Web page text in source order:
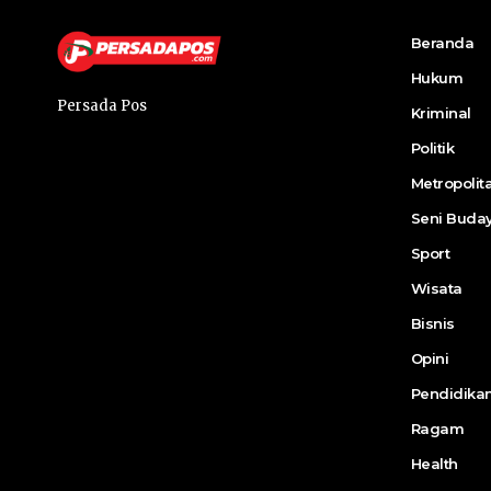
Persada Pos
Beranda
Hukum
Kriminal
Politik
Seni
Sport
Wisata
Bisnis
Opini
Ragam
Health